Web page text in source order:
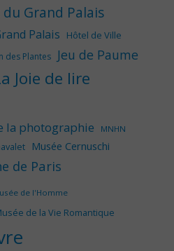
Grand Palais
Palais Hôtel de Ville
des Plantes Jeu de Paume
Joie de lire
la photographie
MNHN
Musée Cernuschi
de Paris
de l'Homme
de la Vie Romantique